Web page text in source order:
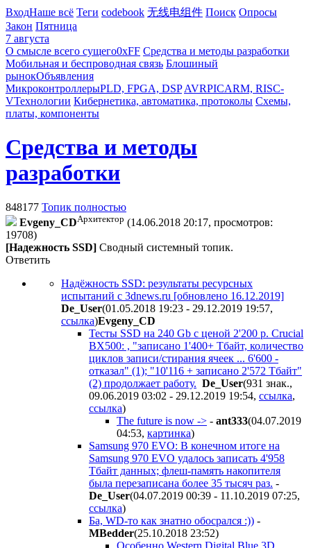
ВходНаше всё Теги codebook 无线电组件 Поиск Опросы
Закон Пятница
7 августа
О смысле всего сущего0xFF Средства и методы разработки
Мобильная и беспроводная связь Блошиный
рынокОбъявления
МикроконтроллерыPLD, FPGA, DSP AVRPICARM, RISC-
VТехнологии Кибернетика, автоматика, протоколы Схемы,
платы, компоненты
Средства и методы
разработки
848177 Топик полностью
Evgeny_CDАрхитектор (14.06.2018 20:17, просмотров:
19708)
[Надежность SSD] Сводный системный топик.
Ответить
Надёжность SSD: результаты ресурсных
испытаний c 3dnews.ru [обновлено 16.12.2019]
De_User(01.05.2018 19:23 - 29.12.2019 19:57,
ссылка)Evgeny_CD
Тесты SSD на 240 Gb с ценой 2'200 р. Crucial
BX500: , "записано 1'400+ Тбайт, количество
циклов записи/стирания ячеек ... 6'600 -
отказал" (1); "10'116 + записано 2'572 Тбайт"
(2) продолжает работу. De_User(931 знак.,
09.06.2019 03:02 - 29.12.2019 19:54, ссылка,
ссылка)
The future is now -> - ant333(04.07.2019
04:53, картинка)
Samsung 970 EVO: В конечном итоге на
Samsung 970 EVO удалось записать 4'958
Тбайт данных; флеш-память накопителя
была перезаписана более 35 тысяч раз. -
De_User(04.07.2019 00:39 - 11.10.2019 07:25,
ссылка)
Ба, WD-то как знатно обосрался :)) -
MBedder(25.10.2018 23:52)